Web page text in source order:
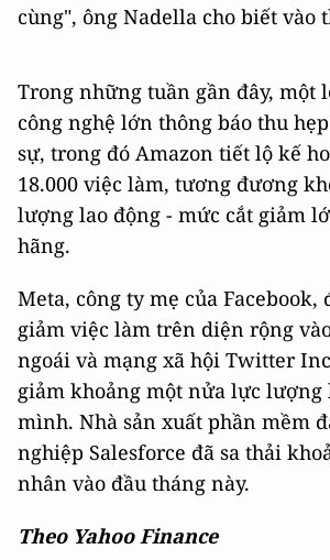
cùng", ông Nadella cho biết vào
Trong những tuần gần đây, một
công nghệ lớn thông báo thu
sự, trong đó Amazon tiết lộ kế
18.000 việc làm, tương đương
lượng lao động - mức cắt giảm
hãng.
Meta, công ty mẹ của Facebook,
giảm việc làm trên diện rộng
ngoái và mạng xã hội Twitter
giảm khoảng một nửa lực lượng
mình. Nhà sản xuất phần mềm
nghiệp Salesforce đã sa thải
nhân vào đầu tháng này.
Theo Yahoo Finance